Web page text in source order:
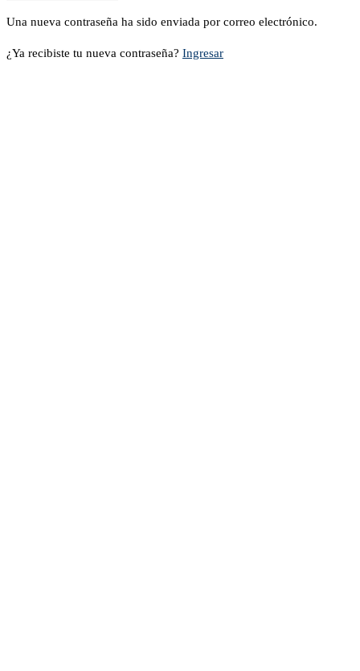
Una nueva contraseña ha sido enviada por correo electrónico.
¿Ya recibiste tu nueva contraseña? Ingresar